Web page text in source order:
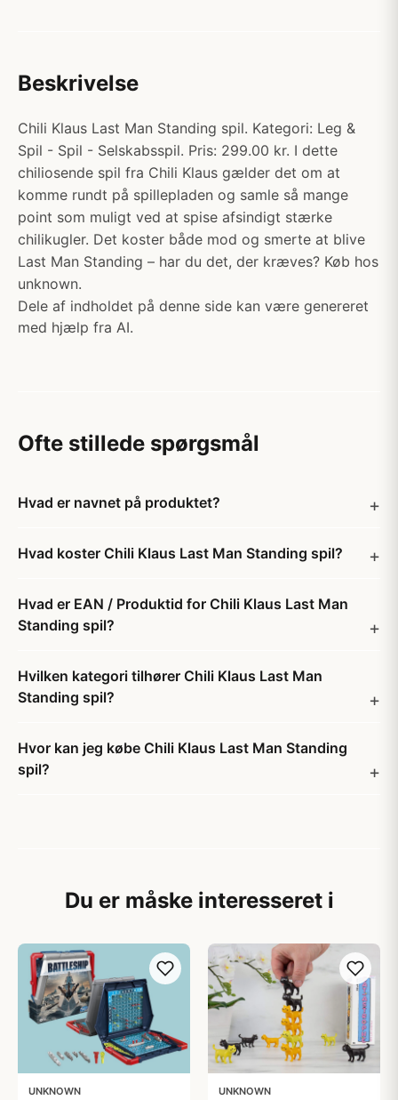
Beskrivelse
Chili Klaus Last Man Standing spil. Kategori: Leg &
Spil - Spil - Selskabsspil. Pris: 299.00 kr. I dette
chiliosende spil fra Chili Klaus gælder det om at
komme rundt på spillepladen og samle så mange
point som muligt ved at spise afsindigt stærke
chilikugler. Det koster både mod og smerte at blive
Last Man Standing – har du det, der kræves? Køb hos
unknown.
Dele af indholdet på denne side kan være genereret
med hjælp fra AI.
Ofte stillede spørgsmål
Hvad er navnet på produktet?
Hvad koster Chili Klaus Last Man Standing spil?
Hvad er EAN / Produktid for Chili Klaus Last Man
Standing spil?
Hvilken kategori tilhører Chili Klaus Last Man
Standing spil?
Hvor kan jeg købe Chili Klaus Last Man Standing
spil?
Du er måske interesseret i
UNKNOWN UNKNOWN